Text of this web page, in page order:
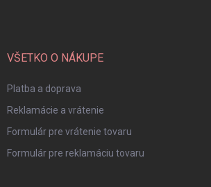
VŠETKO O NÁKUPE
Platba a doprava
Reklamácie a vrátenie
Formulár pre vrátenie tovaru
Formulár pre reklamáciu tovaru